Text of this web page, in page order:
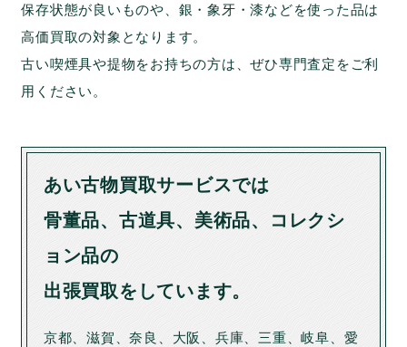
保存状態が良いものや、銀・象牙・漆などを使った品は
高価買取の対象となります。
古い喫煙具や提物をお持ちの方は、ぜひ専門査定をご利
用ください。
あい古物買取サービスでは
骨董品、古道具、美術品、コレクシ
ョン品の
出張買取をしています。
京都、滋賀、奈良、大阪、兵庫、三重、岐阜、愛